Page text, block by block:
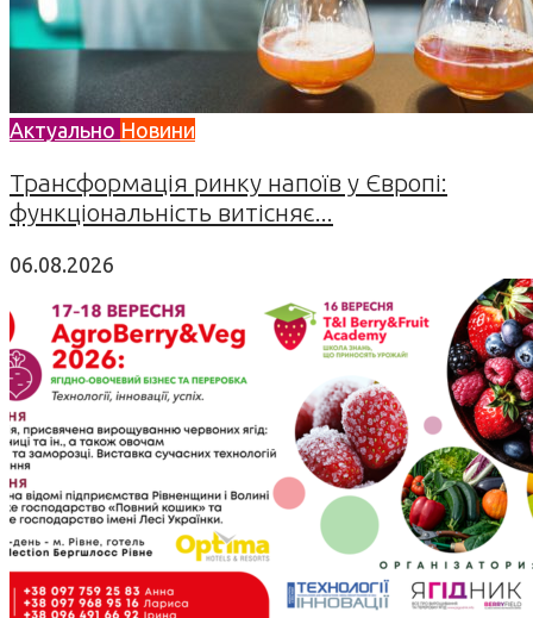
Актуально Новини
Трансформація ринку напоїв у Європі:
функціональність витісняє...
06.08.2026